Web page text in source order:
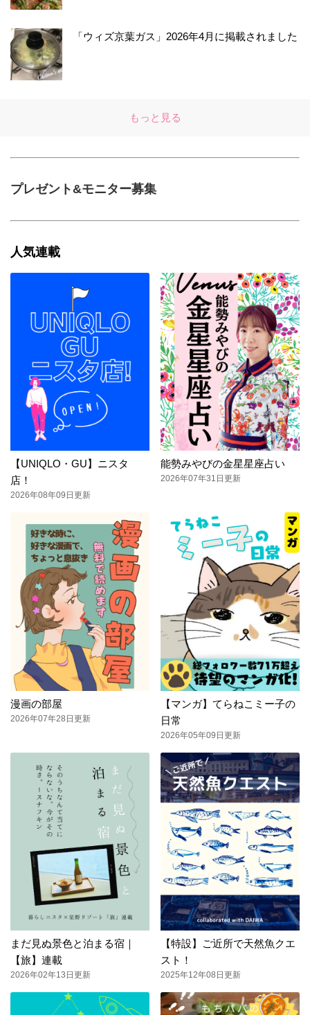
「ウィズ京葉ガス」2026年4月に掲載されました
もっと見る
プレゼント&モニター募集
人気連載
【UNIQLO・GU】ニスタ
店！
2026年08年09日更新
能勢みやびの金星星座占い
2026年07年31日更新
漫画の部屋
2026年07年28日更新
【マンガ】てらねこミー子の
日常
2026年05年09日更新
まだ見ぬ景色と泊まる宿｜
【旅】連載
2026年02年13日更新
【特設】ご近所で天然魚クエ
スト！
2025年12年08日更新